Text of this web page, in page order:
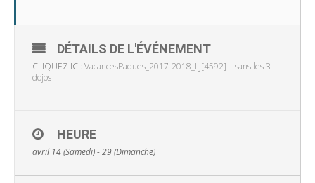
DÉTAILS DE L'ÉVÉNEMENT
CLIQUEZ ICI: VacancesPaques_2017-2018_LJ[4592] – sans les 3
dojos
HEURE
avril 14 (Samedi) - 29 (Dimanche)